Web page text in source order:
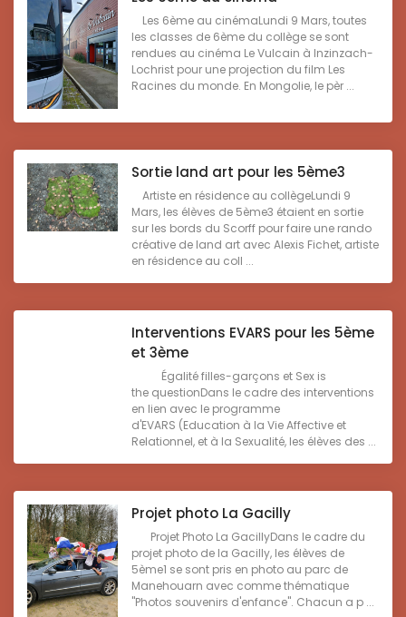
Les 6ème au cinémaLundi 9 Mars, toutes
les classes de 6ème du collège se sont
rendues au cinéma Le Vulcain à Inzinzach-
Lochrist pour une projection du film Les
Racines du monde. En Mongolie, le pèr ...
Sortie land art pour les 5ème3
Artiste en résidence au collègeLundi 9
Mars, les élèves de 5ème3 étaient en sortie
sur les bords du Scorff pour faire une rando
créative de land art avec Alexis Fichet, artiste
en résidence au coll ...
Interventions EVARS pour les 5ème
et 3ème
Égalité filles-garçons et Sex is
the questionDans le cadre des interventions
en lien avec le programme
d'EVARS (Education à la Vie Affective et
Relationnel, et à la Sexualité, les élèves des ...
Projet photo La Gacilly
Projet Photo La GacillyDans le cadre du
projet photo de la Gacilly, les élèves de
5ème1 se sont pris en photo au parc de
Manehouarn avec comme thématique
"Photos souvenirs d'enfance". Chacun a p ...